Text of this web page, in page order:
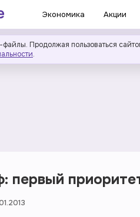
Экономика Акции
Продолжая пользоваться
.
первый